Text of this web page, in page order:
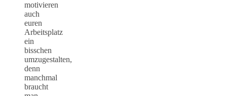
motivieren
auch
euren
Arbeitsplatz
ein
bisschen
umzugestalten,
denn
manchmal
braucht